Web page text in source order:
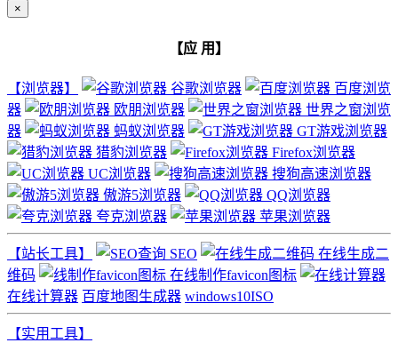
×
【应 用】
【浏览器】 谷歌浏览器
百度浏览
器
欧朋浏览器
世界之窗浏览
器
蚂蚁浏览器
GT游戏浏览器
猎豹浏览器
Firefox浏览器
UC浏览器
搜狗高速浏览器
傲游5浏览器
QQ浏览器
夸克浏览器
苹果浏览器
【站长工具】 SEO
在线生成二
维码
在线制作favicon图标
在线计算器 百度地图生成器 windows10ISO
【实用工具】